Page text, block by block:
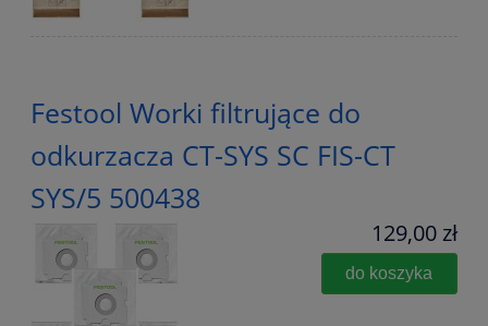
Festool Worki filtrujące do
odkurzacza CT-SYS SC FIS-CT
SYS/5 500438
129,00 zł
do koszyka